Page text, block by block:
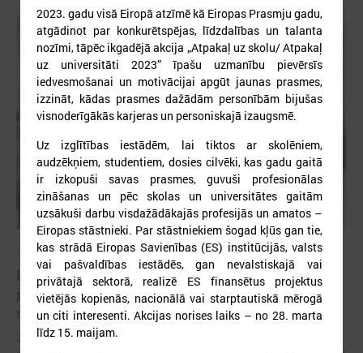
2026. gada 03. jūlijs
LPS un IZM vienojas turpināt darbu pie jaunatnes
jomas profesionālās attīstības un cilvēkresursu
stiprināšanas
2026. gada 29. jūnijā LPS un IZM ikgadējās sarunās pirmo reizi kā
2023. gadu visā Eiropā atzīmē kā Eiropas Prasmju gadu,
atgādinot par konkurētspējas, līdzdalības un talanta
nozīmi, tāpēc ikgadējā akcija „Atpakaļ uz skolu/ Atpakaļ
uz universitāti 2023” īpašu uzmanību pievērsīs
iedvesmošanai un motivācijai apgūt jaunas prasmes,
izzināt, kādas prasmes dažādām personībām bijušas
visnoderīgākās karjeras un personiskajā izaugsmē.
Uz izglītības iestādēm, lai tiktos ar skolēniem,
audzēkņiem, studentiem, dosies cilvēki, kas gadu gaitā
ir izkopuši savas prasmes, guvuši profesionālas
zināšanas un pēc skolas un universitātes gaitām
uzsākuši darbu visdažādākajās profesijās un amatos –
Eiropas stāstnieki. Par stāstniekiem šogad kļūs gan tie,
kas strādā Eiropas Savienības (ES) institūcijās, valsts
vai pašvaldības iestādēs, gan nevalstiskajā vai
privātajā sektorā, realizē ES finansētus projektus
vietējās kopienās, nacionālā vai starptautiskā mērogā
un citi interesenti. Akcijas norises laiks – no 28. marta
līdz 15. maijam.